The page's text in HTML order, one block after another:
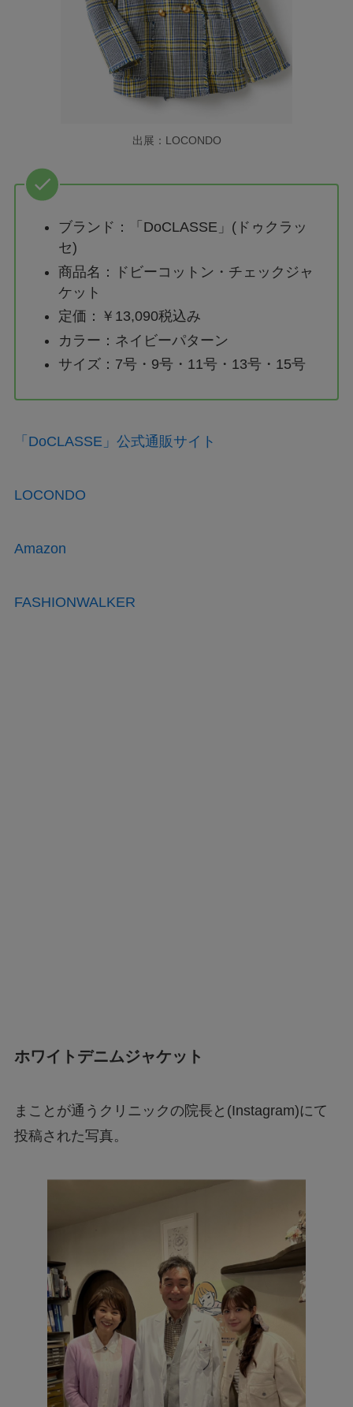
出展：LOCONDO
ブランド：「DoCLASSE」(ドゥクラッ
セ)
商品名：ドビーコットン・チェックジャ
ケット
定価：￥13,090税込み
カラー：ネイビーパターン
サイズ：7号・9号・11号・13号・15号
「DoCLASSE」公式通販サイト
LOCONDO
Amazon
FASHIONWALKER
ホワイトデニムジャケット
まことが通うクリニックの院長と(Instagram)にて
投稿された写真。